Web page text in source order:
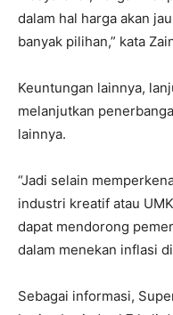
dalam hal harga akan
banyak pilihan,” kata
Keuntungan lainnya,
melanjutkan
lainnya.
“Jadi selain
industri kreatif atau
dapat mendorong
dalam menekan inflasi
Sebagai informasi,